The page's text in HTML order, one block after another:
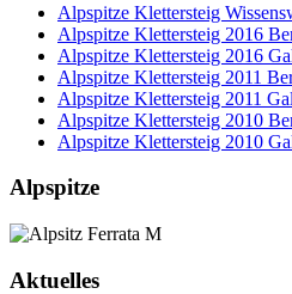
Alpspitze Klettersteig
Alpspitze Klettersteig 2016
Alpspitze Klettersteig 2016
Alpspitze Klettersteig 2011
Alpspitze Klettersteig 2011
Alpspitze Klettersteig 2010
Alpspitze Klettersteig 2010
Alpspitze
Aktuelles